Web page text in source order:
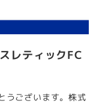
レティックFC
うございます。株式